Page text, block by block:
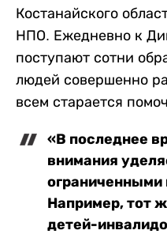
Костанайского
НПО. Ежедневно к
поступают сотни
людей совершенно
всем старается
«В последнее
внимания
Например, тот
детей-